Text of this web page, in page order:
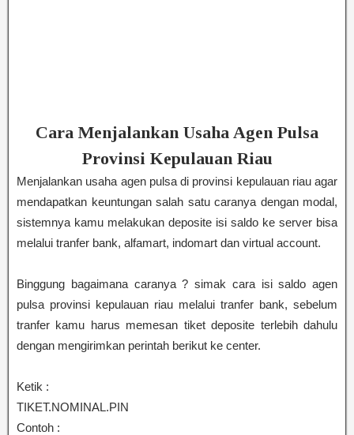
Cara Menjalankan Usaha Agen Pulsa
Provinsi Kepulauan Riau
Menjalankan usaha agen pulsa di provinsi kepulauan riau agar
mendapatkan keuntungan salah satu caranya dengan modal,
sistemnya kamu melakukan deposite isi saldo ke server bisa
melalui tranfer bank, alfamart, indomart dan virtual account.
Binggung bagaimana caranya ? simak cara isi saldo agen
pulsa provinsi kepulauan riau melalui tranfer bank, sebelum
tranfer kamu harus memesan tiket deposite terlebih dahulu
dengan mengirimkan perintah berikut ke center.
Ketik :
TIKET.NOMINAL.PIN
Contoh :